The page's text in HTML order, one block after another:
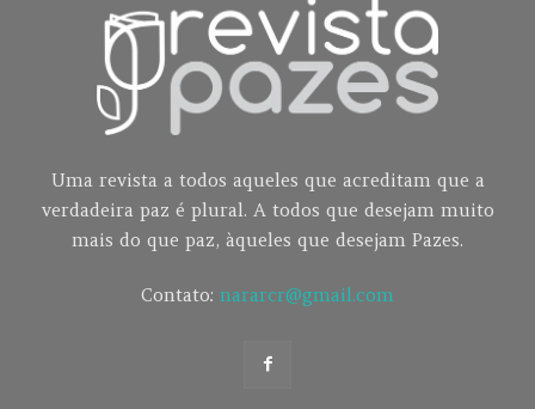
Uma revista a todos aqueles que acreditam que a
verdadeira paz é plural. A todos que desejam muito
mais do que paz, àqueles que desejam Pazes.
Contato: nararcr@gmail.com